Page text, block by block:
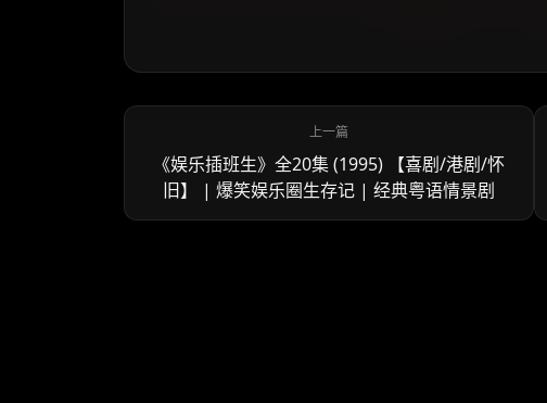
《娱乐插班生》全20集 (1995) 【喜剧/港剧/怀
旧】 | 爆笑娱乐圈生存记 | 经典粤语情景剧